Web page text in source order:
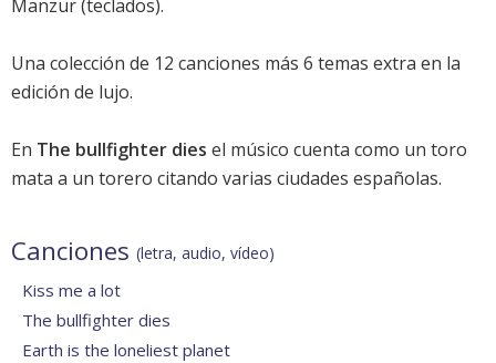
Manzur (teclados).
Una colección de 12 canciones más 6 temas extra en la
edición de lujo.
En The bullfighter dies el músico cuenta como un toro
mata a un torero citando varias ciudades españolas.
Canciones (letra, audio, vídeo)
Kiss me a lot
The bullfighter dies
Earth is the loneliest planet